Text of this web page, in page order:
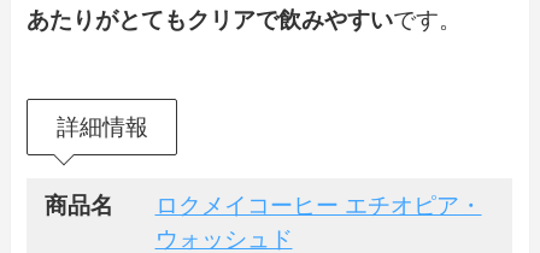
あたりがとてもクリアで飲みやすいです。
詳細情報
商品名
ロクメイコーヒー エチオピア・
ウォッシュド